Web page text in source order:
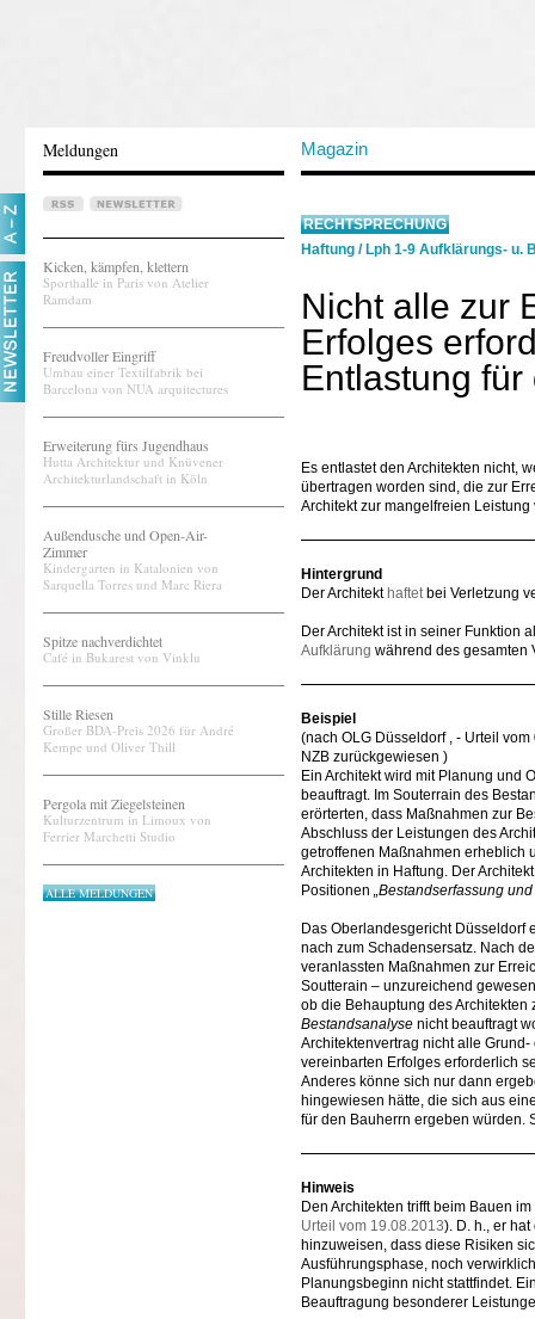
Meldungen Magazin
Kicken, kämpfen, klettern
Sporthalle in Paris von Atelier
Ramdam
Freudvoller Eingriff
Umbau einer Textilfabrik bei
Barcelona von NUA arquitectures
Erweiterung fürs Jugendhaus
Hutta Architektur und Knüvener
Architekturlandschaft in Köln
Außendusche und Open-Air-
Zimmer
Kindergarten in Katalonien von
Sarquella Torres und Marc Riera
Spitze nachverdichtet
Café in Bukarest von Vinklu
Stille Riesen
Großer BDA-Preis 2026 für André
Kempe und Oliver Thill
Pergola mit Ziegelsteinen
Kulturzentrum in Limoux von
Ferrier Marchetti Studio
ALLE MELDUNGEN
RECHTSPRECHUNG
Haftung / Lph 1-9 Aufklärungs- u.
Nicht alle zur
Erfolges
Entlastung
Es entlastet den Architekten nicht,
übertragen worden sind, die zur
Architekt zur mangelfreien Leistung
Hintergrund
Der Architekt haftetbei Verletzung
Der Architekt ist in seiner Funktion
Aufklärung während des gesamten
Beispiel
(nach OLG Düsseldorf , - Urteil
NZB zurückgewiesen )
Ein Architekt wird mit Planung und
beauftragt. Im Souterrain des
erörterten, dass Maßnahmen zur
Abschluss der Leistungen des
getroffenen Maßnahmen erheblich
Architekten in Haftung. Der
Positionen „Bestandserfassung
Das Oberlandesgericht Düsseldorf
nach zum Schadensersatz. Nach
veranlassten Maßnahmen zur
Soutterain – unzureichend
ob die Behauptung des
Bestandsanalyse nicht beauftragt
Architektenvertrag nicht alle
vereinbarten Erfolges erforderlich
Anderes könne sich nur dann
hingewiesen hätte, die sich aus
für den Bauherrn ergeben würden.
Hinweis
Den Architekten trifft beim Bauen
Urteil vom 19.08.2013). D. h., er
hinzuweisen, dass diese Risiken
Ausführungsphase, noch
Planungsbeginn nicht stattfindet.
Beauftragung besonderer